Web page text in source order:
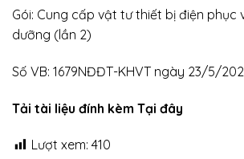
Gói: Cung cấp vật tư thiết bị điện phục
dưỡng (lần 2)
Số VB: 1679NĐĐT-KHVT ngày 23/5/
Tải tài liệu đính kèm Tại đây
Lượt xem: 410